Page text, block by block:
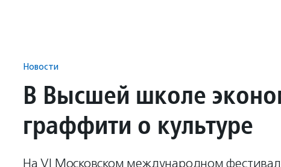
Новости
В Высшей школе
граффити о культуре
На VI Московском международном